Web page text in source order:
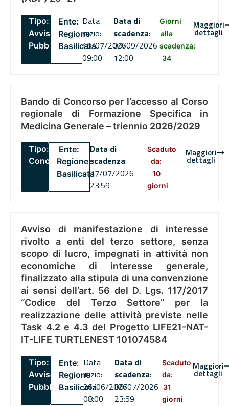
Tipo:
Avviso
Pubblico
Ente:
Regione
Basilicata
Data
inizio:
16/07/2026
09:00
Data di
scadenza:
09/09/2026
12:00
Giorni
alla
scadenza:
34
Maggiori
dettagli
Bando di Concorso per l’accesso al Corso
regionale di Formazione Specifica in
Medicina Generale – triennio 2026/2029
Tipo:
Concorsi
Ente:
Regione
Basilicata
Data di
scadenza:
27/07/2026
23:59
Scaduto
da:
10
giorni
Maggiori
dettagli
Avviso di manifestazione di interesse
rivolto a enti del terzo settore, senza
scopo di lucro, impegnati in attività non
economiche di interesse generale,
finalizzato alla stipula di una convenzione
ai sensi dell’art. 56 del D. Lgs. 117/2017
“Codice del Terzo Settore” per la
realizzazione delle attività previste nelle
Task 4.2 e 4.3 del Progetto LIFE21-NAT-
IT-LIFE TURTLENEST 101074584
Tipo:
Avviso
Pubblico
Ente:
Regione
Basilicata
Data
inizio:
26/06/2026
08:00
Data di
scadenza:
06/07/2026
23:59
Scaduto
da:
31
giorni
Maggiori
dettagli